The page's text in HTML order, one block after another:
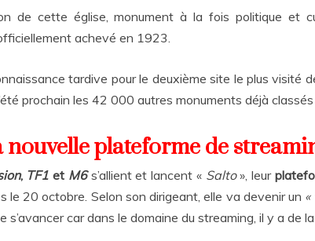
de cette église, monument à la fois politique et
achevé en 1923.
tardive pour le deuxième site le plus visité
prochain les 42 000 autres monuments déjà
nouvelle plateforme de
, TF1 et M6 s’allient et lancent « Salto», leur
le 20 octobre. Selon son dirigeant, elle va devenir un
s’avancer car dans le domaine du streaming, il y a de